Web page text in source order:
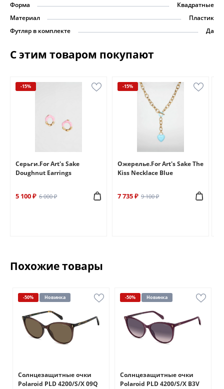
Форма
Квадратные
Материал
Пластик
Футляр в комплекте
Да
С этим товаром покупают
-15%
Серьги.For Art's Sake
Doughnut Earrings
5 100 ₽ 6 000 ₽
-15%
Ожерелье.For Art's Sake The
Kiss Necklace Blue
7 735 ₽ 9 100 ₽
Похожие товары
-50% Новинка
Солнцезащитные очки
Polaroid PLD 4200/S/X 09Q
-50% Новинка
Солнцезащитные очки
Polaroid PLD 4200/S/X B3V